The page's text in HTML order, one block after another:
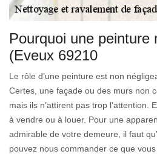
Pourquoi une peinture
(Eveux 69210
Le rôle d’une peinture est non
Certes, une façade ou des murs non
mais ils n’attirent pas trop l’attention.
à vendre ou à louer. Pour une
admirable de votre demeure, il faut
pouvez nous commander ce que